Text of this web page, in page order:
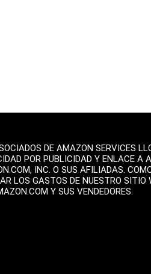
DE AMAZON SERVICES
POR PUBLICIDAD Y ENLACE
INC. O SUS AFILIADAS.
LOS GASTOS DE NUESTRO
Y SUS VENDEDORES.